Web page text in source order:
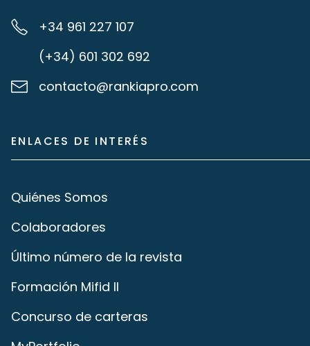
+34 961 227 107
(+34) 601 302 692
contacto@rankiapro.com
ENLACES DE INTERÉS
Quiénes Somos
Colaboradores
Último número de la revista
Formación Mifid II
Concurso de carteras